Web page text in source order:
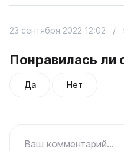
Понравилась ли
Да Нет
23 сентября 2022 12:02 /
Ваш комментарий...